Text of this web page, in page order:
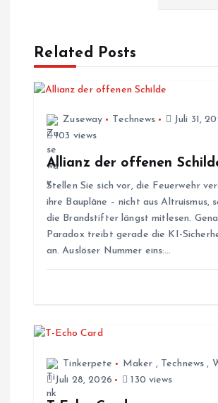
a
g
a
Related Posts
Zuseway Technews
Juli 31,
103 views
Allianz der offenen
Stellen Sie sich vor, die Feuerwehr
ihre Baupläne – nicht aus Altruismus,
die Brandstifter längst mitlesen.
Paradox treibt gerade die KI-
an. Auslöser Nummer eins:…
Tinkerpete Maker , Technews ,
Juli 28, 2026
130 views